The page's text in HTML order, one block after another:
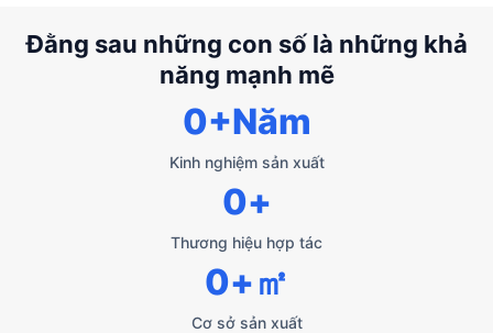
Đằng sau những con số là những khả
năng mạnh mẽ
Kinh nghiệm sản xuất
0+Năm
Thương hiệu hợp tác
0+
Cơ sở sản xuất
0+㎡